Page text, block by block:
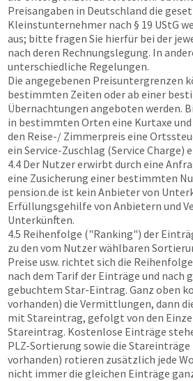
Preisangaben in Deutschland die
Kleinstunternehmer nach § 19 UStG
aus; bitte fragen Sie hierfür bei der
nach deren Rechnungslegung. In
unterschiedliche Regelungen.
Die angegebenen Preisuntergrenzen
bestimmten Zeiten oder ab einer
Übernachtungen angeboten werden.
in bestimmten Orten eine Kurtaxe
den Reise-/ Zimmerpreis eine
ein Service-Zuschlag (Service Charge)
4.4 Der Nutzer erwirbt durch eine
eine Zusicherung einer bestimmten
pension.de ist kein Anbieter von
Erfüllungsgehilfe von Anbietern und
Unterkünften.
4.5 Reihenfolge ("Ranking") der
zu den vom Nutzer wählbaren
Preise usw. richtet sich die
nach dem Tarif der Einträge und nach
gebuchtem Star-Eintrag. Ganz oben
vorhanden) die Vermittlungen, dann
mit Stareintrag, gefolgt von den
Stareintrag. Kostenlose Einträge
PLZ-Sortierung sowie die
vorhanden) rotieren zusätzlich jede
nicht immer die gleichen Einträge